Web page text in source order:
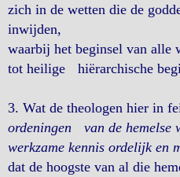
zich in de wetten die de
inwijden,
waarbij het beginsel van alle
tot heilige hiërarchische
3. Wat de theologen hier in
ordeningen van de hemelse
werkzame kennis ordelijk en
dat de hoogste van al die